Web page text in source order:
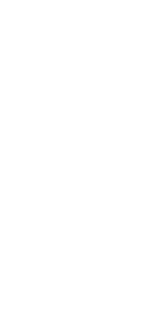
Adelante Andalucía
que apenas existen
partidos y denuncian
negociaciones para